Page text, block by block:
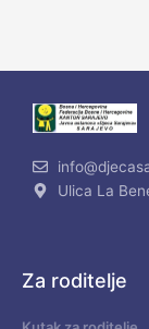
Ulica La
Za roditelje